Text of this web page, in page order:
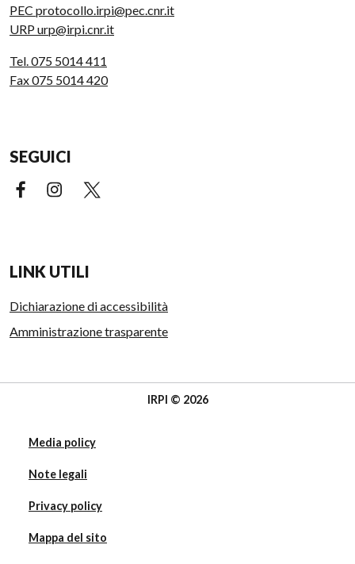
PEC protocollo.irpi@pec.cnr.it
URP urp@irpi.cnr.it
Tel. 075 5014 411
Fax 075 5014 420
SEGUICI
Facebook (link esterno)
Instagram (link esterno)
LINK UTILI
Dichiarazione di accessibilità
Amministrazione trasparente
IRPI © 2026
Media policy
Note legali
Privacy policy
Mappa del sito